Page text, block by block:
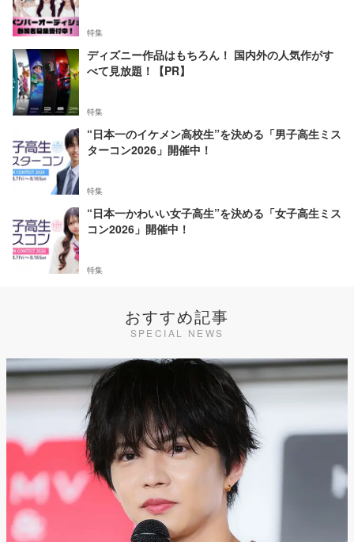
特集
ディズニー作品はもちろん！ 国内外の人気作がす
べて見放題！【PR】
特集
“日本一のイケメン高校生”を決める「男子高生ミス
ターコン2026」開催中！
特集
“日本一かわいい女子高生”を決める「女子高生ミス
コン2026」開催中！
特集
おすすめ記事
SPECIAL NEWS